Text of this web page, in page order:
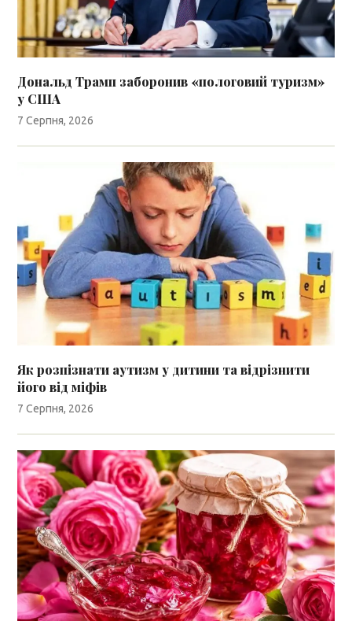
Дональд Трамп заборонив «пологовий туризм»
у США
7 Серпня, 2026
Як розпізнати аутизм у дитини та відрізнити
його від міфів
7 Серпня, 2026